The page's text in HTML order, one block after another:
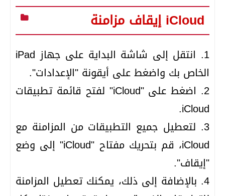
إيقاف مزامنة iCloud
1. انتقل إلى شاشة البداية على جهاز iPad
الخاص بك واضغط على أيقونة "الإعدادات".
2. اضغط على "iCloud" لفتح قائمة تطبيقات
iCloud.
3. لتعطيل جميع التطبيقات من المزامنة مع
iCloud، قم بتحريك مفتاح "iCloud" إلى وضع
"إيقاف".
4. بالإضافة إلى ذلك، يمكنك تعطيل المزامنة